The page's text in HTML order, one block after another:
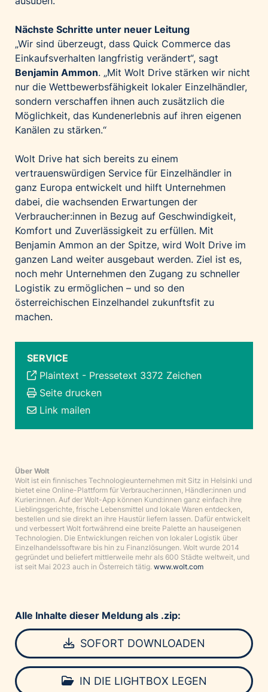
Nächste Schritte unter neuer Leitung
„Wir sind überzeugt, dass Quick Commerce das
Einkaufsverhalten langfristig verändert“, sagt
Benjamin Ammon. „Mit Wolt Drive stärken wir nicht
nur die Wettbewerbsfähigkeit lokaler Einzelhändler,
sondern verschaffen ihnen auch zusätzlich die
Möglichkeit, das Kundenerlebnis auf ihren eigenen
Kanälen zu stärken.“
Wolt Drive hat sich bereits zu einem
vertrauenswürdigen Service für Einzelhändler in
ganz Europa entwickelt und hilft Unternehmen
dabei, die wachsenden Erwartungen der
Verbraucher:innen in Bezug auf Geschwindigkeit,
Komfort und Zuverlässigkeit zu erfüllen. Mit
Benjamin Ammon an der Spitze, wird Wolt Drive im
ganzen Land weiter ausgebaut werden. Ziel ist es,
noch mehr Unternehmen den Zugang zu schneller
Logistik zu ermöglichen – und so den
österreichischen Einzelhandel zukunftsfit zu
machen.
SERVICE
Plaintext - Pressetext 3372 Zeichen
Seite drucken
Link mailen
Über Wolt
Wolt ist ein finnisches Technologieunternehmen mit Sitz in Helsinki und
bietet eine Online-Plattform für Verbraucher:innen, Händler:innen und
Kurier:innen. Auf der Wolt-App können Kund:innen ganz einfach ihre
Lieblingsgerichte, frische Lebensmittel und lokale Waren entdecken,
bestellen und sie direkt an ihre Haustür liefern lassen. Dafür entwickelt
und verbessert Wolt fortwährend eine breite Palette an hauseigenen
Technologien. Die Entwicklungen reichen von lokaler Logistik über
Einzelhandelssoftware bis hin zu Finanzlösungen. Wolt wurde 2014
gegründet und beliefert mittlerweile mehr als 600 Städte weltweit, und
ist seit Mai 2023 auch in Österreich tätig. www.wolt.com
Alle Inhalte dieser Meldung als .zip:
SOFORT DOWNLOADEN
IN DIE LIGHTBOX LEGEN